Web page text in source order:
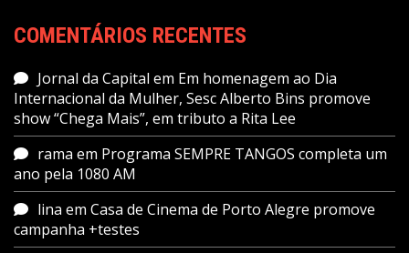
COMENTÁRIOS RECENTES
Jornal da Capital em Em homenagem ao Dia
Internacional da Mulher, Sesc Alberto Bins promove
show “Chega Mais”, em tributo a Rita Lee
rama em Programa SEMPRE TANGOS completa um
ano pela 1080 AM
lina em Casa de Cinema de Porto Alegre promove
campanha +testes